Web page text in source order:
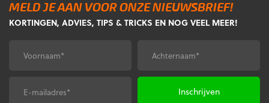
MELD JE AAN VOOR ONZE NIEUWSBRIEF!
KORTINGEN, ADVIES, TIPS & TRICKS EN NOG VEEL MEER!
Voornaam* Achternaam*